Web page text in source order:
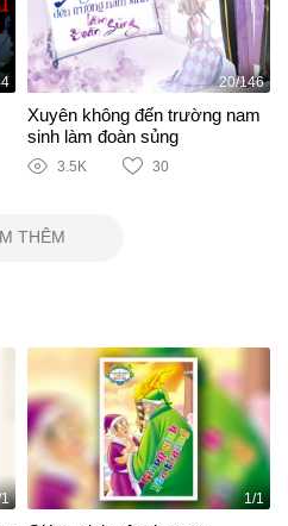
20/146
Xuyên không đến trường nam
sinh làm đoàn sủng
3.5K 30
THÊM
1/1